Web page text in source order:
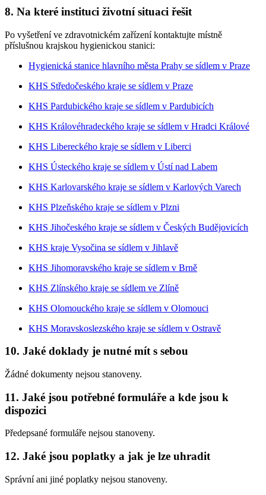
8. Na které instituci životní situaci řešit
Po vyšetření ve zdravotnickém zařízení kontaktujte místně
příslušnou krajskou hygienickou stanici:
Hygienická stanice hlavního města Prahy se sídlem v Praze
KHS Středočeského kraje se sídlem v Praze
KHS Pardubického kraje se sídlem v Pardubicích
KHS Královéhradeckého kraje se sídlem v Hradci Králové
KHS Libereckého kraje se sídlem v Liberci
KHS Ústeckého kraje se sídlem v Ústí nad Labem
KHS Karlovarského kraje se sídlem v Karlových Varech
KHS Plzeňského kraje se sídlem v Plzni
KHS Jihočeského kraje se sídlem v Českých Budějovicích
KHS kraje Vysočina se sídlem v Jihlavě
KHS Jihomoravského kraje se sídlem v Brně
KHS Zlínského kraje se sídlem ve Zlíně
KHS Olomouckého kraje se sídlem v Olomouci
KHS Moravskoslezského kraje se sídlem v Ostravě
10. Jaké doklady je nutné mít s sebou
Žádné dokumenty nejsou stanoveny.
11. Jaké jsou potřebné formuláře a kde jsou k
dispozici
Předepsané formuláře nejsou stanoveny.
12. Jaké jsou poplatky a jak je lze uhradit
Správní ani jiné poplatky nejsou stanoveny.